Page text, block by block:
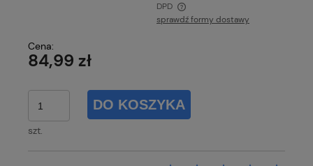
DPD
Cena nie zawiera ewentualnych kosztów płatności
sprawdź formy dostawy
Cena:
84,99 zł
szt.
DO KOSZYKA